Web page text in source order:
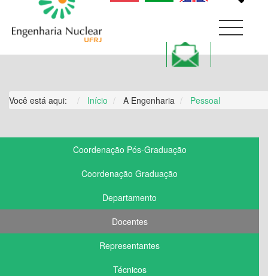
Você está aqui: Início A Engenharia Pessoal
Coordenação Pós-Graduação
Coordenação Graduação
Departamento
Docentes
Representantes
Técnicos